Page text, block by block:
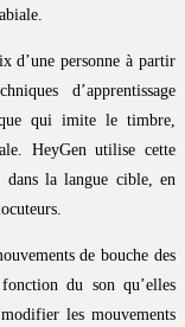
d’une personne à partir
d’apprentissage
qui imite le timbre,
HeyGen utilise cette
dans la langue cible, en
de bouche des
du son qu’elles
les mouvements